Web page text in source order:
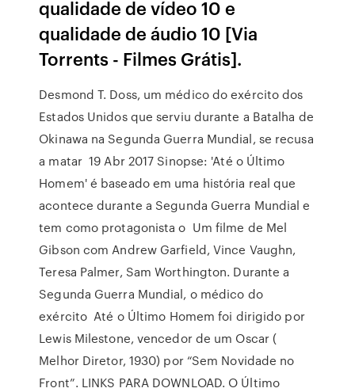
qualidade de vídeo 10 e
qualidade de áudio 10 [Via
Torrents - Filmes Grátis].
Desmond T. Doss, um médico do exército dos
Estados Unidos que serviu durante a Batalha de
Okinawa na Segunda Guerra Mundial, se recusa
a matar 19 Abr 2017 Sinopse: 'Até o Último
Homem' é baseado em uma história real que
acontece durante a Segunda Guerra Mundial e
tem como protagonista o Um filme de Mel
Gibson com Andrew Garfield, Vince Vaughn,
Teresa Palmer, Sam Worthington. Durante a
Segunda Guerra Mundial, o médico do
exército Até o Último Homem foi dirigido por
Lewis Milestone, vencedor de um Oscar (
Melhor Diretor, 1930) por “Sem Novidade no
Front”. LINKS PARA DOWNLOAD. O Último